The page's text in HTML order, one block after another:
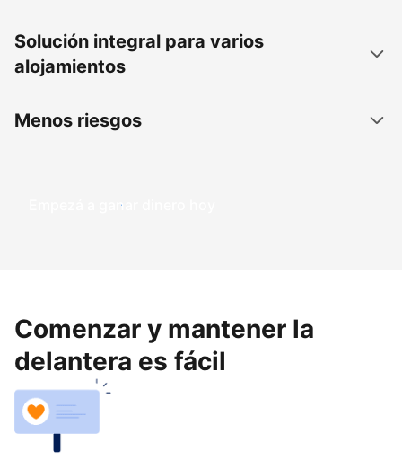
Solución integral para varios
alojamientos
Menos riesgos
Empezá a ganar dinero hoy
Comenzar y mantener la
delantera es fácil